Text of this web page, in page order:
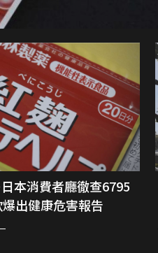
本消費者廳徹查6795
出健康危害報告